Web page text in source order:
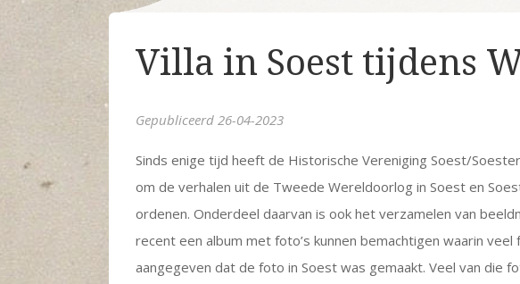
Villa in Soest tijdens
Gepubliceerd 26-04-2023
Sinds enige tijd heeft de Historische Vereniging Soest/
om de verhalen uit de Tweede Wereldoorlog in Soest en
ordenen. Onderdeel daarvan is ook het verzamelen van
recent een album met foto’s kunnen bemachtigen waarin
aangegeven dat de foto in Soest was gemaakt. Veel van die